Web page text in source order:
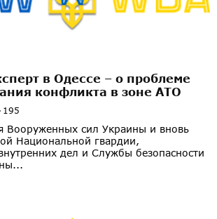
в Одессе – о проблеме
конфликта в зоне АТО
195
Вооруженных сил Украины и вновь
Национальной гвардии,
дел и Службы безопасности